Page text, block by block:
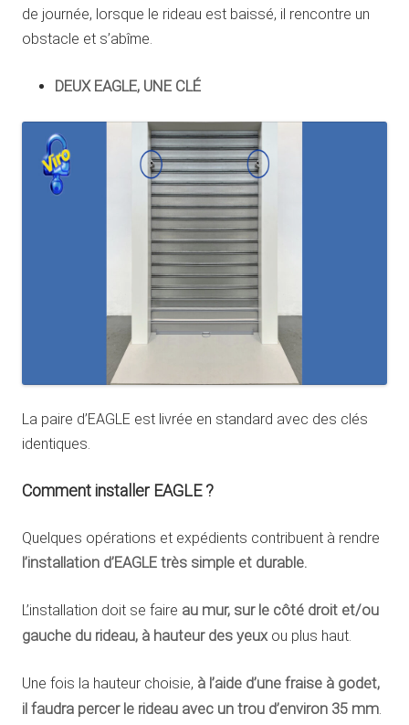
de journée, lorsque le rideau est baissé, il rencontre un
obstacle et s’abîme.
DEUX EAGLE, UNE CLÉ
La paire d’EAGLE est livrée en standard avec des clés
identiques.
Comment installer EAGLE ?
Quelques opérations et expédients contribuent à rendre
l’installation d’EAGLE très simple et durable.
L’installation doit se faire au mur, sur le côté droit et/ou
gauche du rideau, à hauteur des yeux ou plus haut.
Une fois la hauteur choisie, à l’aide d’une fraise à godet,
il faudra percer le rideau avec un trou d’environ 35 mm.